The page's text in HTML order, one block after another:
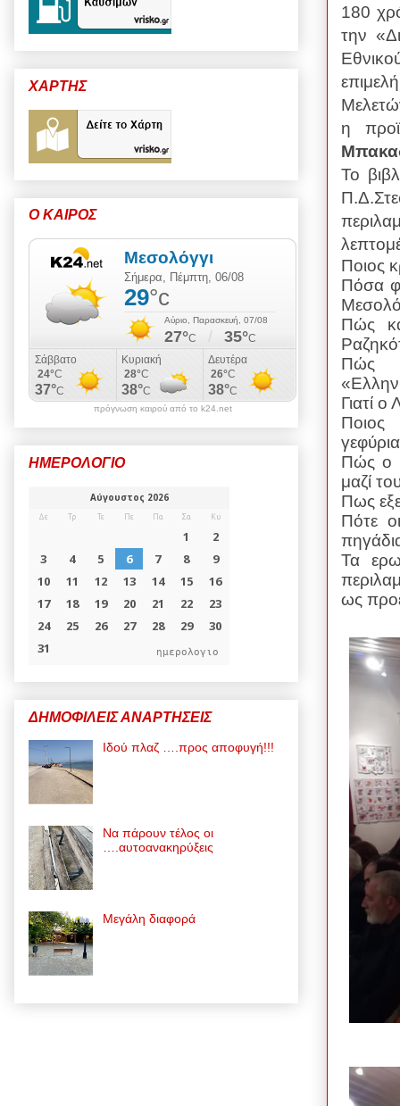
180
την
η
Το
Ποιος
Πόσα
Πώς
Πώς
Γιατί
Ποιος
Πώς ο
μαζί
Πως
Πότε
Τα
ως
ΧΑΡΤΗΣ
Ο ΚΑΙΡΟΣ
πρόγνωση καιρού από το k24.net
ΗΜΕΡΟΛΟΓΙΟ
ημερολογιο
ΔΗΜΟΦΙΛΕΙΣ ΑΝΑΡΤΗΣΕΙΣ
Ιδού πλαζ ….προς αποφυγή!!!
Να πάρουν τέλος οι
….αυτοανακηρύξεις
Μεγάλη διαφορά